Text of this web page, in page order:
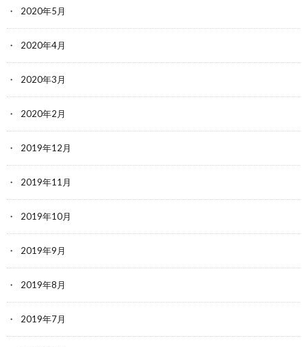
2020年5月
2020年4月
2020年3月
2020年2月
2019年12月
2019年11月
2019年10月
2019年9月
2019年8月
2019年7月